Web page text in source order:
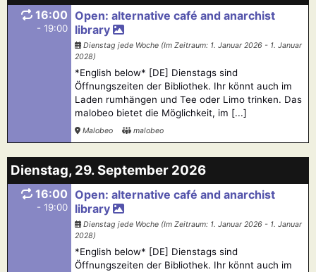
16:00
- 19:00
Open: alternative café and anarchist
library
Dienstag jede Woche (Im Zeitraum: 1. Januar 2026 - 1. Januar
2028)
*English below* [DE] Dienstags sind
Öffnungszeiten der Bibliothek. Ihr könnt auch im
Laden rumhängen und Tee oder Limo trinken. Das
malobeo bietet die Möglichkeit, im [...]
Malobeo malobeo
Dienstag, 29. September 2026
16:00
- 19:00
Open: alternative café and anarchist
library
Dienstag jede Woche (Im Zeitraum: 1. Januar 2026 - 1. Januar
2028)
*English below* [DE] Dienstags sind
Öffnungszeiten der Bibliothek. Ihr könnt auch im